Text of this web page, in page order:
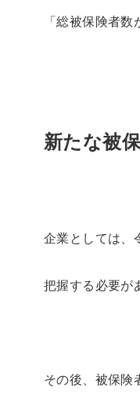
「総被保険者
新たな被
企業としては、
把握する必要が
その後、被保険